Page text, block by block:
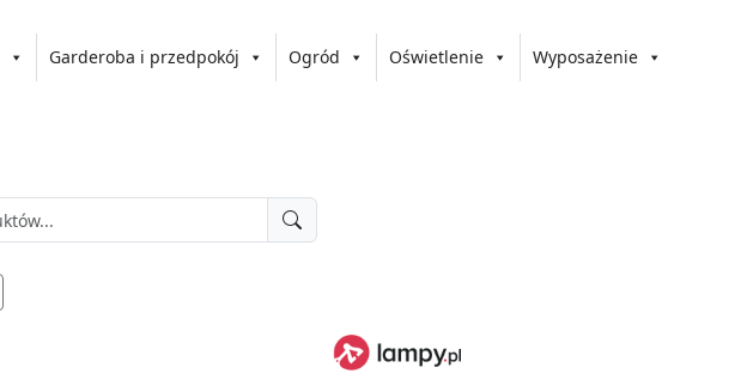
Garderoba i przedpokój Ogród Oświetlenie Wyposażenie